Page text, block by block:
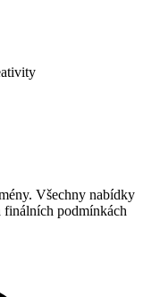
Všechny nabídky
finálních podmínkách